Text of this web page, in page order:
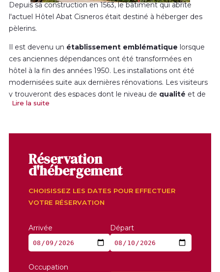
Depuis sa construction en 1563, le bâtiment qui abrite
l'actuel Hôtel Abat Cisneros était destiné à héberger des
pèlerins.
Il est devenu un établissement emblématique lorsque
ces anciennes dépendances ont été transformées en
hôtel à la fin des années 1950. Les installations ont été
modernisées suite aux dernières rénovations. Les visiteurs
y trouveront des espaces dont le niveau de qualité et de
confortest excellent.
la basilique, permet à ses hôtes de vivre une expérience
imprenables sur la montagne et la vallée du Llobregat.
L'établissement dispose de 82 chambres avec baignoire
chauffage, et peut accueillir jusqu'à 153 personnes.
Lire la suite
Réservation
d'hébergement
CHOISISSEZ LES DATES POUR EFFECTUER
VOTRE RÉSERVATION
Arrivée Départ
Occupation